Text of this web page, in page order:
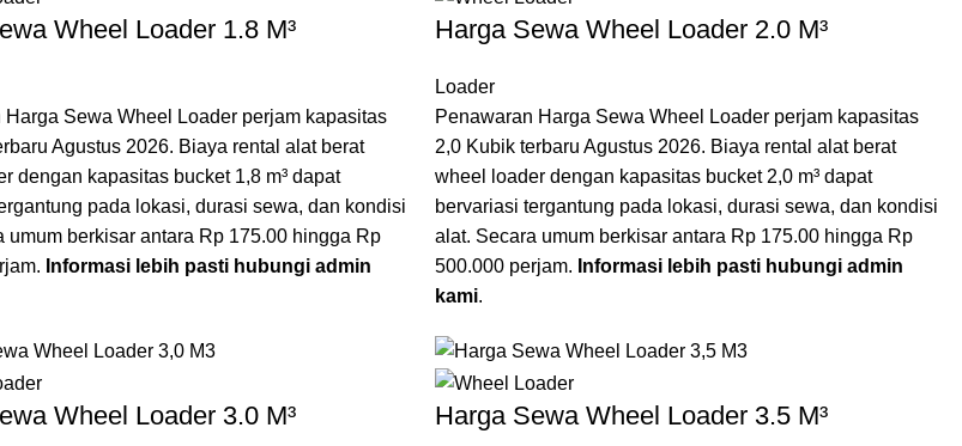
Wheel Loader 1.8 M³
Harga Sewa Wheel Loader perjam kapasitas
Agustus 2026. Biaya rental alat berat
dengan kapasitas bucket 1,8 m³ dapat
pada lokasi, durasi sewa, dan kondisi
umum berkisar antara Rp 175.00 hingga Rp
Informasi lebih pasti hubungi admin
Harga Sewa Wheel Loader 2.0 M³
Loader
Penawaran Harga Sewa Wheel Loader perjam kapasitas
2,0 Kubik terbaru Agustus 2026. Biaya rental alat berat
wheel loader dengan kapasitas bucket 2,0 m³ dapat
bervariasi tergantung pada lokasi, durasi sewa, dan kondisi
alat. Secara umum berkisar antara Rp 175.00 hingga Rp
500.000 perjam. Informasi lebih pasti hubungi admin
kami.
Wheel Loader 3.0 M³ Harga Sewa Wheel Loader 3.5 M³